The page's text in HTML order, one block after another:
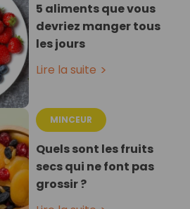
5 aliments que vous
devriez manger tous
les jours
Lire la suite
MINCEUR
Quels sont les fruits
secs qui ne font pas
grossir ?